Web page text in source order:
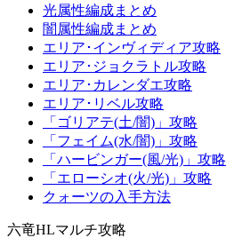
光属性編成まとめ
闇属性編成まとめ
エリア･インヴィディア攻略
エリア･ジョクラトル攻略
エリア･カレンダエ攻略
エリア･リベル攻略
「ゴリアテ(土/闇)」攻略
「フェイム(水/闇)」攻略
「ハービンガー(風/光)」攻略
「エローシオ(火/光)」攻略
クォーツの入手方法
六竜HLマルチ攻略